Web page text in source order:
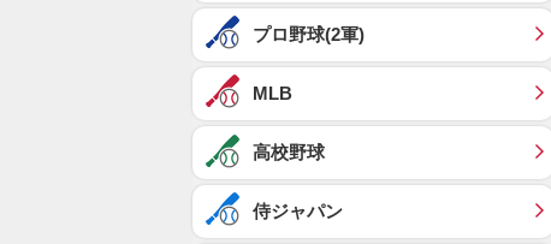
プロ野球(2軍)
MLB
高校野球
侍ジャパン